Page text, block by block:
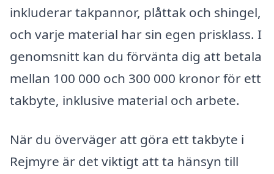
inkluderar takpannor, plåttak och shingel,
och varje material har sin egen prisklass. I
genomsnitt kan du förvänta dig att betala
mellan 100 000 och 300 000 kronor för ett
takbyte, inklusive material och arbete.
När du överväger att göra ett takbyte i
Rejmyre är det viktigt att ta hänsyn till